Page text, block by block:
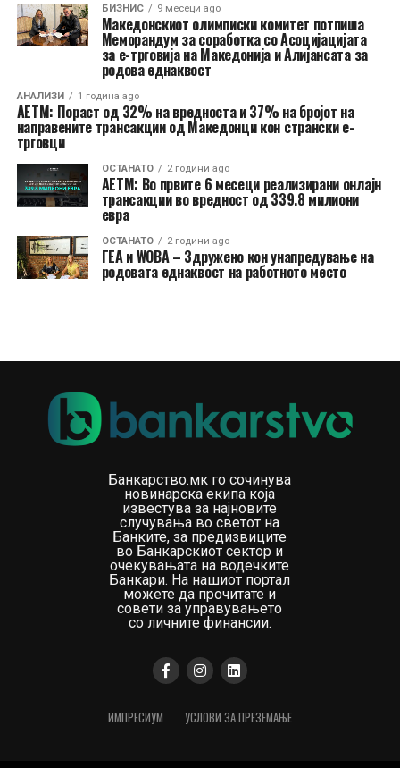
БИЗНИС 9 месеци ago
Македонскиот олимписки комитет потпиша
Меморандум за соработка со Асоцијацијата
за е-трговија на Македонија и Алијансата за
родова еднаквост
АНАЛИЗИ 1 година ago
АЕТМ: Пораст од 32% на вредноста и 37% на бројот на
направените трансакции од Македонци кон странски е-
трговци
ОСТАНАТО 2 години ago
АЕТМ: Во првите 6 месеци реализирани онлајн
трансакции во вредност од 339.8 милиони
евра
ОСТАНАТО 2 години ago
ГЕА и WOBA – Здружено кон унапредување на
родовата еднаквост на работното место
Банкарство.мк го сочинува
новинарска екипа која
известува за најновите
случувања во светот на
Банките, за предизвиците
во Банкарскиот сектор и
очекувањата на водечките
Банкари. На нашиот портал
можете да прочитате и
совети за управувањето
со личните финансии.
ИМПРЕСИУМ УСЛОВИ ЗА ПРЕЗЕМАЊЕ